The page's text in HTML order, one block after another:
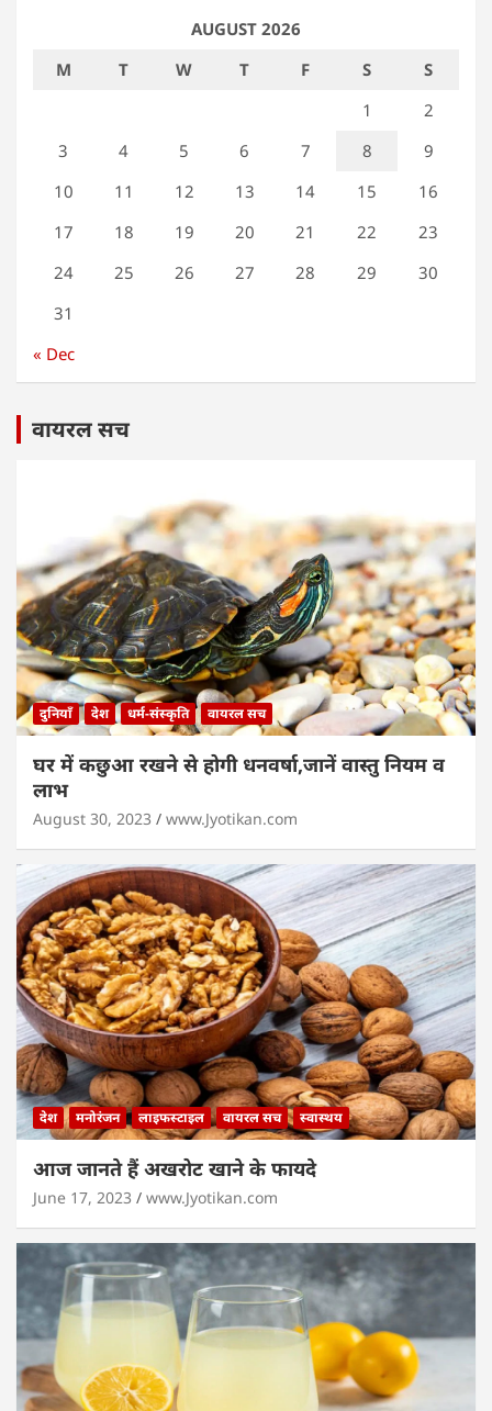
AUGUST 2026
M
T W T F S
S
1
2
3
4 5 6 7 8
9
10
11 12 13 14 15
16
17
18 19 20 21 22
23
24
25 26 27 28 29
30
31
« Dec
वायरल सच
दुनियाँ देश धर्म-संस्कृति वायरल सच
घर में कछुआ रखने से होगी धनवर्षा,जानें वास्तु नियम व
लाभ
August 30, 2023 www.Jyotikan.com
देश मनोरंजन लाइफस्टाइल वायरल सच स्वास्थय
आज जानते हैं अखरोट खाने के फायदे
June 17, 2023 www.Jyotikan.com